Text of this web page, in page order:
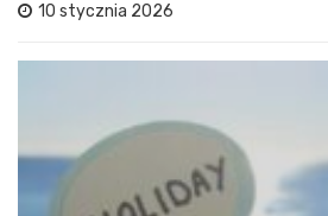
10 stycznia 2026